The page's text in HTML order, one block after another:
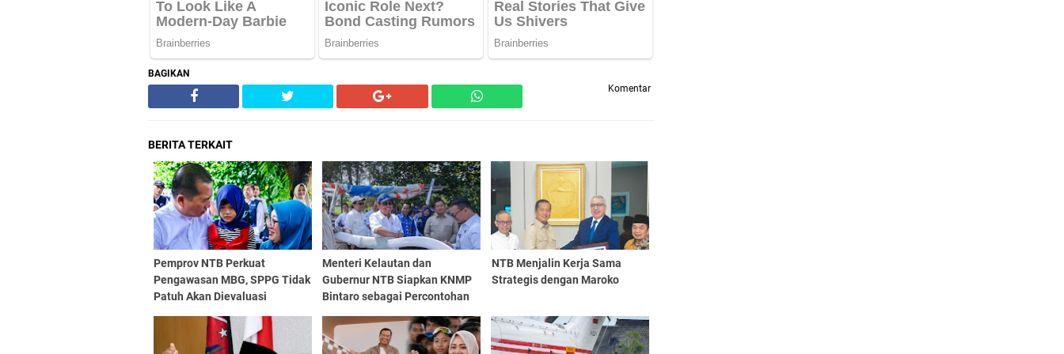
BAGIKAN
Komentar
BERITA TERKAIT
Pemprov NTB Perkuat
Pengawasan MBG, SPPG Tidak
Patuh Akan Dievaluasi
Menteri Kelautan dan
Gubernur NTB Siapkan KNMP
Bintaro sebagai Percontohan
NTB Menjalin Kerja Sama
Strategis dengan Maroko